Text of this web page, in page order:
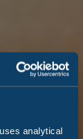
analytical